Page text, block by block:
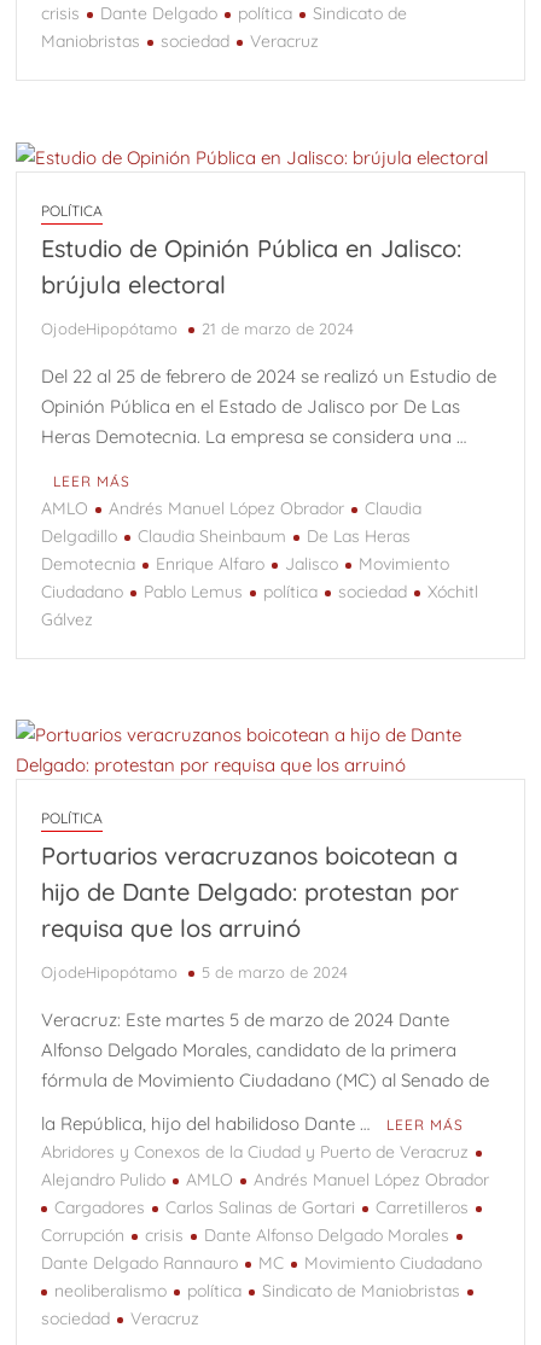
crisis
Dante Delgado política
Sindicato de
Maniobristas
sociedad Veracruz
POLÍTICA
Estudio de Opinión Pública en Jalisco:
brújula electoral
OjodeHipopótamo 21 de marzo de 2024
Del 22 al 25 de febrero de 2024 se realizó un Estudio de
Opinión Pública en el Estado de Jalisco por De Las
Heras Demotecnia. La empresa se considera una …
LEER MÁS
AMLO Andrés Manuel López Obrador
Claudia
Delgadillo
Claudia Sheinbaum
De Las Heras
Demotecnia
Enrique Alfaro Jalisco
Movimiento
Ciudadano
Pablo Lemus política sociedad
Xóchitl
Gálvez
POLÍTICA
Portuarios veracruzanos boicotean a
hijo de Dante Delgado: protestan por
requisa que los arruinó
OjodeHipopótamo 5 de marzo de 2024
Veracruz: Este martes 5 de marzo de 2024 Dante
Alfonso Delgado Morales, candidato de la primera
fórmula de Movimiento Ciudadano (MC) al Senado de
la República, hijo del habilidoso Dante …
LEER MÁS
Abridores y Conexos de la Ciudad y Puerto de Veracruz
Alejandro Pulido
AMLO
Andrés Manuel López Obrador
Cargadores
Carlos Salinas de Gortari
Carretilleros
Corrupción
crisis
Dante Alfonso Delgado Morales
Dante Delgado Rannauro
MC
Movimiento Ciudadano
neoliberalismo
política
Sindicato de Maniobristas
sociedad
Veracruz